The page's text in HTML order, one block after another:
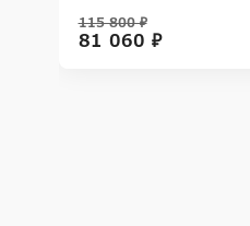
81 060 ₽
115 800 ₽